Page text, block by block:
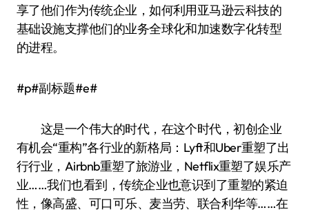
享了他们作为传统企业，如何利用亚马逊云科技的
基础设施支撑他们的业务全球化和加速数字化转型
的进程。
#p#副标题#e#
这是一个伟大的时代，在这个时代，初创企业
有机会“重构”各行业的新格局：Lyft和Uber重塑了出
行行业，Airbnb重塑了旅游业，Netflix重塑了娱乐产
业……我们也看到，传统企业也意识到了重塑的紧迫
性，像高盛、可口可乐、麦当劳、联合利华等……在